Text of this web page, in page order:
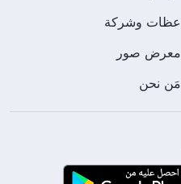
عظات وشركة
معرض صور
مَن نحن